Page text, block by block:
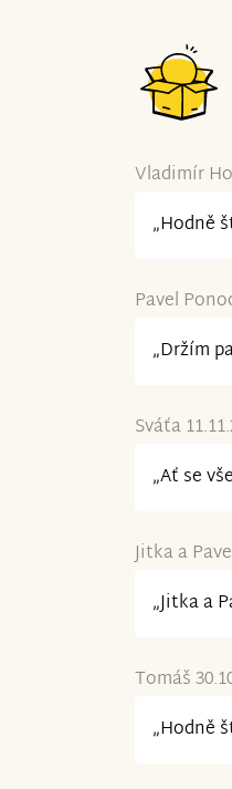
Vladimír
„Hodně
Pavel
„Držím
Sváťa
„Ať se
Jitka a
„Jitka a
Tomáš
„Hodně